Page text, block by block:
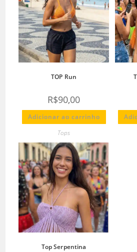
TOP Run
R$90,00
Adicionar ao carrinho
Tops
Top Serpentina